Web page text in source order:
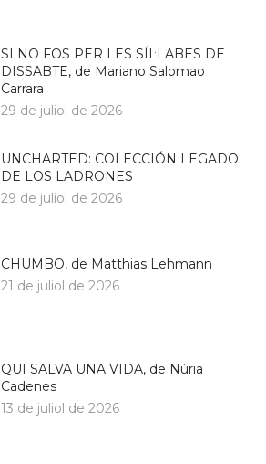
SI NO FOS PER LES SÍL·LABES DE
DISSABTE, de Mariano Salomao
Carrara
29 de juliol de 2026
UNCHARTED: COLECCIÓN LEGADO
DE LOS LADRONES
29 de juliol de 2026
CHUMBO, de Matthias Lehmann
21 de juliol de 2026
QUI SALVA UNA VIDA, de Núria
Cadenes
13 de juliol de 2026